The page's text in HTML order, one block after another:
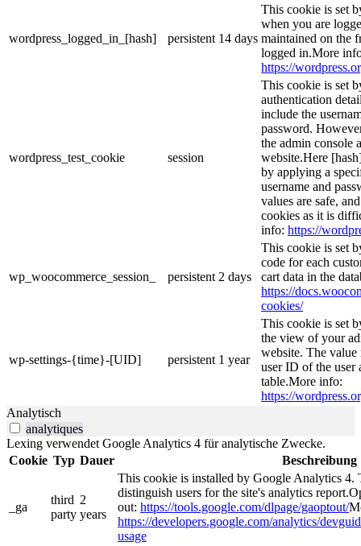
wordpress_logged_in_[hash] persistent 14 days
This cookie is set
when you are
maintained on the
logged in.More
https://
wordpress_test_cookie session
This cookie is set
authentication
include the
password.
the admin console
website.Here
by applying a
username and
values are safe,
cookies as it is
info: https://
wp_woocommerce_session_ persistent 2 days
This cookie is set
code for each
cart data in the
https://
cookies/
wp-settings-{time}-[UID] persistent 1 year
This cookie is set
the view of your
website. The
user ID of the user
table.More info:
https://
Analytisch
analytiques
Lexing verwendet Google Analytics 4 für analytische Zwecke.
Cookie Typ Dauer Beschreibung
_ga
third
party
2
years
This cookie is installed by Google Analytics 4.
distinguish users for the site's analytics
out: https://tools.google.com/dlpage/gaoptout/
https://developers.google.com/analytics/
usage